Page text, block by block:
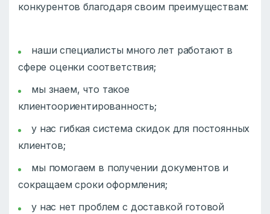
конкурентов благодаря своим преимуществам:
наши специалисты много лет работают в
сфере оценки соответствия;
мы знаем, что такое
клиентоориентированность;
у нас гибкая система скидок для постоянных
клиентов;
мы помогаем в получении документов и
сокращаем сроки оформления;
у нас нет проблем с доставкой готовой